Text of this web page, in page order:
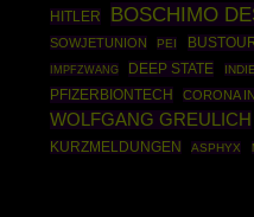
HITLER
BOSCHIMO
SOWJETUNION PEI
IMPFZWANG DEEP STATE
PFIZERBIONTECH CORONA
WOLFGANG GREULICH
KURZMELDUNGEN
ASPHYX